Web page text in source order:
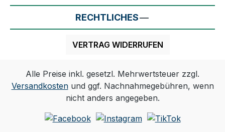
RECHTLICHES
VERTRAG WIDERRUFEN
Alle Preise inkl. gesetzl. Mehrwertsteuer zzgl.
Versandkostenund ggf. Nachnahmegebühren, wenn
nicht anders angegeben.